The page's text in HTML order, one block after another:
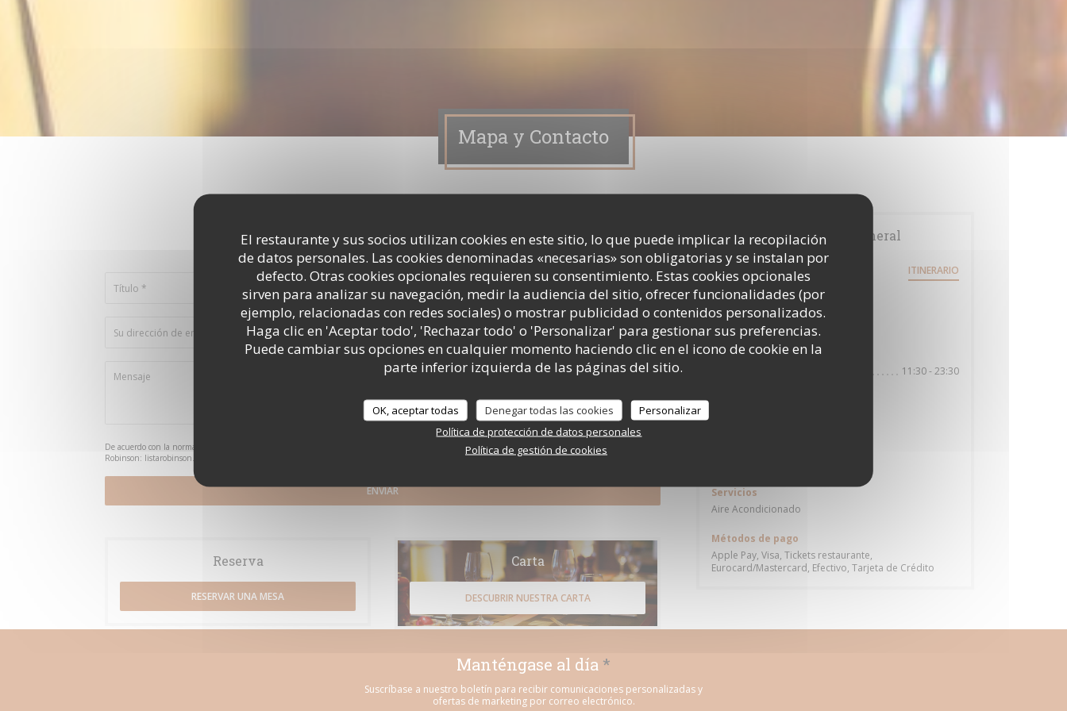
El restaurante y sus socios utilizan cookies en este sitio, lo que puede implicar la recopilación
de datos personales. Las cookies denominadas «necesarias» son obligatorias y se instalan por
defecto. Otras cookies opcionales requieren su consentimiento. Estas cookies opcionales
sirven para analizar su navegación, medir la audiencia del sitio, ofrecer funcionalidades (por
ejemplo, relacionadas con redes sociales) o mostrar publicidad o contenidos personalizados.
Haga clic en 'Aceptar todo', 'Rechazar todo' o 'Personalizar' para gestionar sus preferencias.
Puede cambiar sus opciones en cualquier momento haciendo clic en el icono de cookie en la
parte inferior izquierda de las páginas del sitio.
OK, aceptar todas Denegar todas las cookies
Personalizar
Política de protección de datos personales
Política de gestión de cookies
Mapa y Contacto
Rellene el siguiente formulario.
De acuerdo con la normativa de protección de datos, puede ejercer su derecho a no recibir comunicaciones comerciales inscribiéndose en la Lista
Robinson: listarobinson.es . Para más información sobre el tratamiento de sus datos, consulte nuestrapolítica de privacidad.
Reserva
RESERVAR UNA MESA
Carta
DESCUBRIR NUESTRA CARTA
Información general
30, rue Mogador
75009 Paris((abre en una nueva ventana)) ITINERARIO
Trinité - d'Estienne d'Orves
Horario de apertura
11:30 - 23:30
Servicios
Aire Acondicionado
Métodos de pago
Apple Pay, Visa, Tickets restaurante,
Eurocard/Mastercard, Efectivo, Tarjeta de Crédito
Manténgase al día *
Suscríbase a nuestro boletín para recibir comunicaciones personalizadas y
ofertas de marketing por correo electrónico.